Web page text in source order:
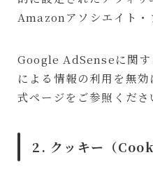
Amazonアソシエイト・
Google AdSenseに関す
による情報の利用を無
式ページをご参照くだ
2. クッキー（